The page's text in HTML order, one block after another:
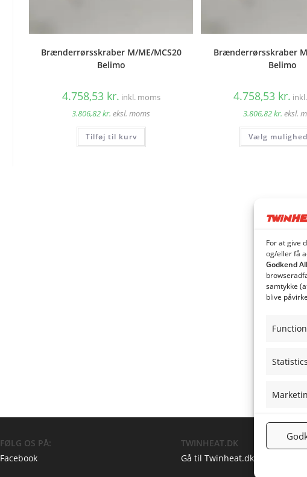
For at give
og/eller få
Godkend
samtykke
blive
Statistics
Brænderrørsskraber M/ME/MCS20
Belimo
4.758,53 kr. inkl. moms
3.806,82kr. eksl. moms
Tilføj til kurv
Brænderrørsskraber
Belimo
4.758,53 kr.
3.806,82kr. eksl.
Vælg
FØLG OS PÅ:
Facebook
TWINHEAT.DK
Gå til Twinheat.dk